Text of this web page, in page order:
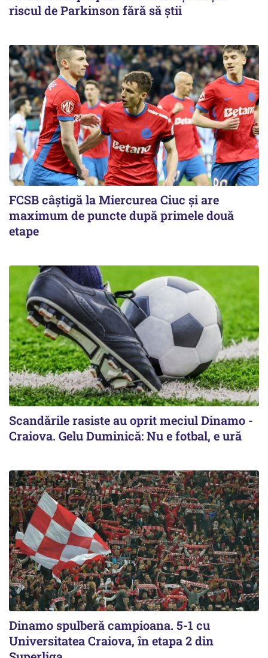
riscul de Parkinson fără să știi
FCSB câştigă la Miercurea Ciuc şi are
maximum de puncte după primele două
etape
Scandările rasiste au oprit meciul Dinamo -
Craiova. Gelu Duminică: Nu e fotbal, e ură
Dinamo spulberă campioana. 5-1 cu
Universitatea Craiova, în etapa 2 din